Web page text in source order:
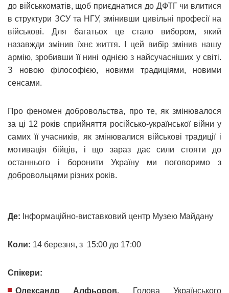
до військкоматів, щоб приєднатися до ДФТГ чи влитися
в структури ЗСУ та НГУ, змінивши цивільні професії на
військові. Для багатьох це стало вибором, який
назавжди змінив їхнє життя. І цей вибір змінив нашу
армію, зробивши її нині однією з найсучасніших у світі.
З новою філософією, новими традиціями, новими
сенсами.
Про феномен добровольства, про те, як змінювалося
за ці 12 років сприйняття російсько-української війни у
самих її учасників, як змінювалися військові традиції і
мотивація бійців, і що зараз дає сили стояти до
останнього і боронити Україну ми поговоримо з
добровольцями різних років.
Де: Інформаційно-виставковий центр Музею Майдану
Коли: 14 березня, з 15:00 до 17:00
Спікери:
Олександр Алфьоров, Голова Українського